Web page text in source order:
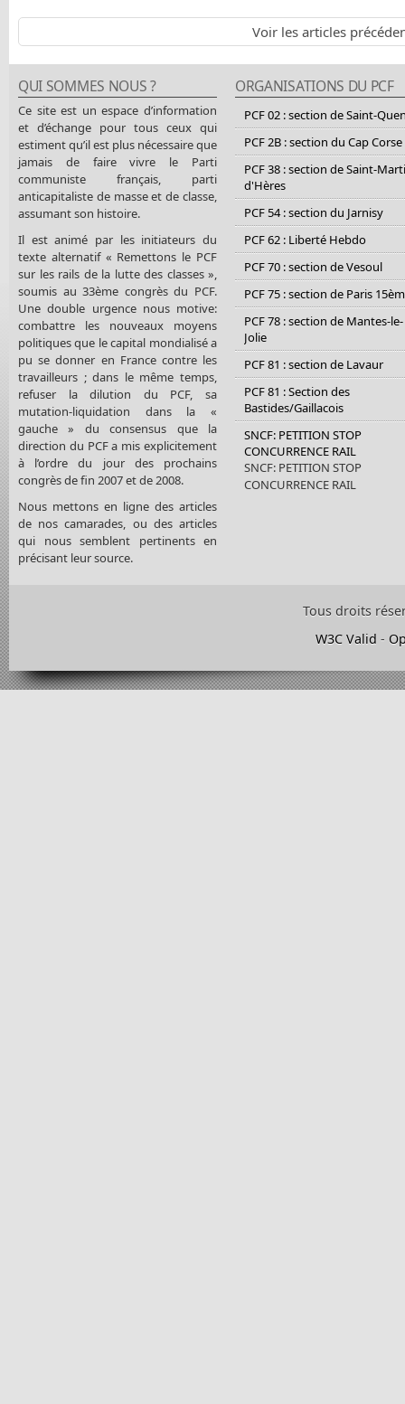
Voir les articles
QUI SOMMES NOUS ?
Ce site est un espace d’information
et d’échange pour tous ceux qui
estiment qu’il est plus nécessaire que
jamais de faire vivre le Parti
communiste français, parti
anticapitaliste de masse et de classe,
assumant son histoire.
Il est animé par les initiateurs du
texte alternatif « Remettons le PCF
sur les rails de la lutte des classes »,
soumis au 33ème congrès du PCF.
Une double urgence nous motive:
combattre les nouveaux moyens
politiques que le capital mondialisé a
pu se donner en France contre les
travailleurs ; dans le même temps,
refuser la dilution du PCF, sa
mutation-liquidation dans la «
gauche » du consensus que la
direction du PCF a mis explicitement
à l’ordre du jour des prochains
congrès de fin 2007 et de 2008.
Nous mettons en ligne des articles
de nos camarades, ou des articles
qui nous semblent pertinents en
précisant leur source.
ORGANISATIONS DU PCF
PCF 02 : section de Saint-
PCF 2B : section du Cap Corse
PCF 38 : section de Saint-
d'Hères
PCF 54 : section du Jarnisy
PCF 62 : Liberté Hebdo
PCF 70 : section de Vesoul
PCF 75 : section de Paris
PCF 78 : section de Mantes-le-
Jolie
PCF 81 : section de Lavaur
PCF 81 : Section des
Bastides/Gaillacois
SNCF: PETITION STOP
CONCURRENCE RAIL
SNCF: PETITION STOP
CONCURRENCE RAIL
Tous droits
W3C Valid -